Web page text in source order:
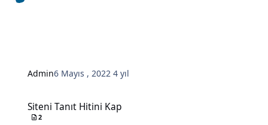
Admin6 Mayıs , 20224 yıl
Siteni Tanıt Hitini Kap
2